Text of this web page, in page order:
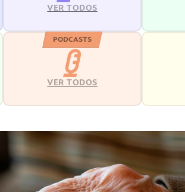
VER TODOS
PODCASTS
VER TODOS